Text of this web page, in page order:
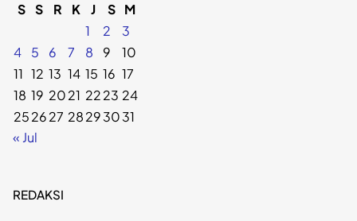
S S R K J S M
1
2
3
4
5 6 7 8 9
10
11 12 13 14 15 16 17
18 19 2021 2223 24
252627 28293031
« Jul
REDAKSI